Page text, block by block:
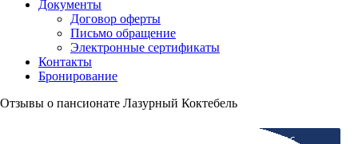
Документы
Договор оферты
Письмо обращение
Электронные сертификаты
Контакты
Бронирование
Отзывы о пансионате Лазурный Коктебель